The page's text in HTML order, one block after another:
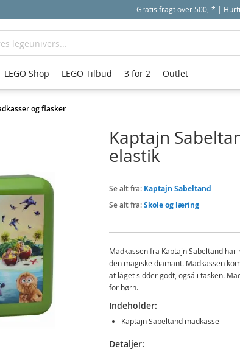
Gratis fragt over 500,-* |
og flasker
Kaptajn
elastik
Se alt fra: Kaptajn Sabeltand
Se alt fra:Skole og læring
Madkassen fra Kaptajn Sabeltand
den magiske diamant. Madkassen
at låget sidder godt, også i tasken.
for børn.
Indeholder:
Kaptajn Sabeltand madkasse
Detaljer:
LEGO Shop LEGO Tilbud 3 for 2 Outlet